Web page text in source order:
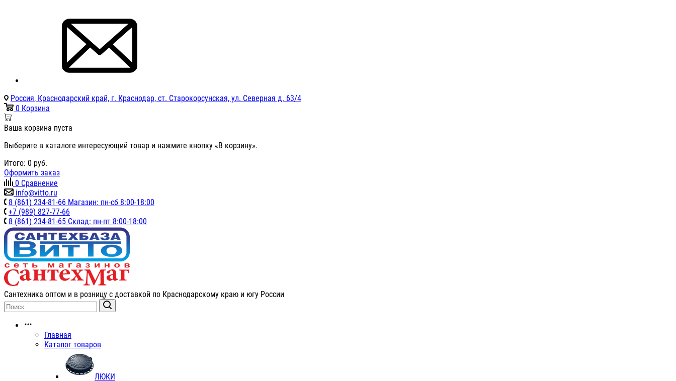
Россия, Краснодарский край, г. Краснодар, ст. Старокорсунская, ул. Северная д. 63/4
0 Корзина
Ваша корзина пуста
Выберите в каталоге интересующий товар и нажмите кнопку «В корзину».
Итого: 0 руб.
Оформить заказ
0 Сравнение
info@vitto.ru
8 (861) 234-81-66 Магазин: пн-сб 8:00-18:00
+7 (989) 827-77-66
8 (861) 234-81-65 Склад: пн-пт 8:00-18:00
Сантехника оптом и в розницу с доставкой по Краснодарскому краю и югу России
Главная
Каталог товаров
ЛЮКИ